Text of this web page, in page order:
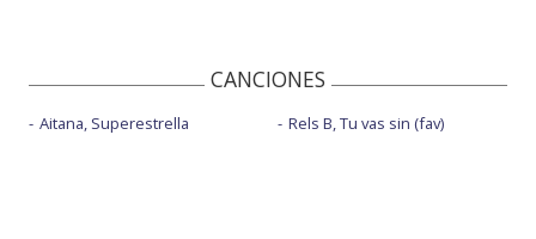
CANCIONES
Aitana, Superestrella Rels B, Tu vas sin (fav)